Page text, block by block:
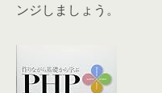
ンジしましょう。